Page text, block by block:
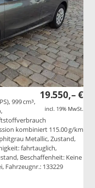
19.550,– €
incl. 19% MwSt.
999 cm³,
kombiniert 115.00 g/km
Metallic, Zustand,
fahrtauglich,
Beschaffenheit: Keine
Fahrzeugnr.: 133229